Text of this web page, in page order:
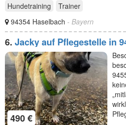
Hundetraining
Trainer
94354 Haselbach - Bayern
6. Jacky auf Pflegestelle in
Niederwinkling sucht ihr
490 €